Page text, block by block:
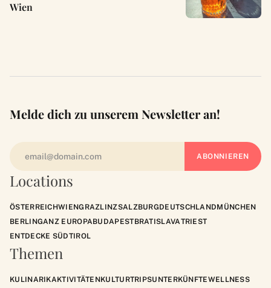
Wien
Locations
ÖSTERREICHWIENGRAZLINZSALZBURGDEUTSCHLANDMÜNCHEN
BERLINGANZ EUROPABUDAPESTBRATISLAVATRIEST
ENTDECKE SÜDTIROL
Themen
KULINARIKAKTIVITÄTENKULTURTRIPSUNTERKÜNFTEWELLNESS
Melde dich zu unserem Newsletter an!